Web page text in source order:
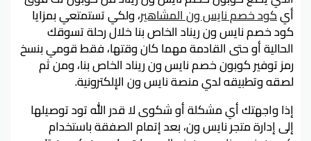
أيكود خصم نايس ون المشاهير، ولكي تستمتعي بمزايا
كود خصم نايس ون ريناد الخاص بنا خلال رحلة تسوقك
الحالية أو حتى القادمة مهما كان وقتها، فقط قومي بنسخ
رمز توفير كوبون خصم نايس ون ريناد الخاص بنا، ومن ثم
لصقه وتطبيقه لدي منصة نايس ون الإلكترونية.
إذا واجهتك أي مشكلة أو شكوى لا قدر الله تود توصيلها
إلى إدارة متجر نايس ون، بعد إتمام الصفقة باستخدام